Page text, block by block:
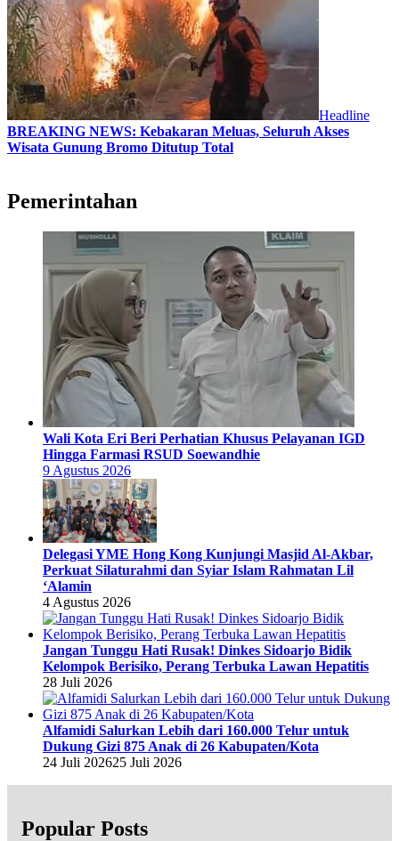
Headline
BREAKING NEWS: Kebakaran Meluas, Seluruh Akses
Wisata Gunung Bromo Ditutup Total
Pemerintahan
Wali Kota Eri Beri Perhatian Khusus Pelayanan IGD
Hingga Farmasi RSUD Soewandhie
9 Agustus 2026
Delegasi YME Hong Kong Kunjungi Masjid Al-Akbar,
Perkuat Silaturahmi dan Syiar Islam Rahmatan Lil
‘Alamin
4 Agustus 2026
Jangan Tunggu Hati Rusak! Dinkes Sidoarjo Bidik
Kelompok Berisiko, Perang Terbuka Lawan Hepatitis
28 Juli 2026
Alfamidi Salurkan Lebih dari 160.000 Telur untuk
Dukung Gizi 875 Anak di 26 Kabupaten/Kota
24 Juli 202625 Juli 2026
Popular Posts